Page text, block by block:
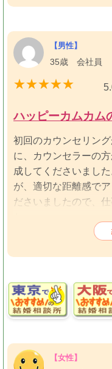
条件で考えはじめる
したが、条件など関
と思えるほどお見合
出会い、成婚退会を
プロポーズは、夜景
ので、ずっと一緒に
た。
手に言われたときは
まま続けていても大
でき、自分の不明点
きる方が合っている
いつも質問には真摯
結婚生活はまだまだ
【男性】
35歳 会社員
ハッピーカムカム
初回のカウンセリン
に、カウンセラーの
成してくださいまし
が、適切な距離感で
ださいましたので、
だけたため、適切な
最終的に成婚を達成
カウンセラーの方に
【女性】